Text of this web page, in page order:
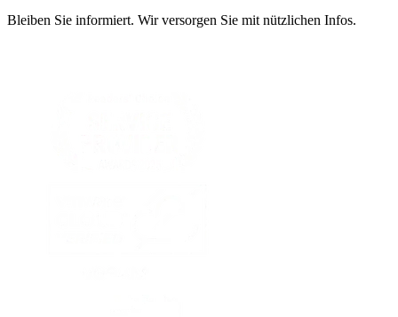
Bleiben Sie informiert. Wir versorgen Sie mit nützlichen Infos.